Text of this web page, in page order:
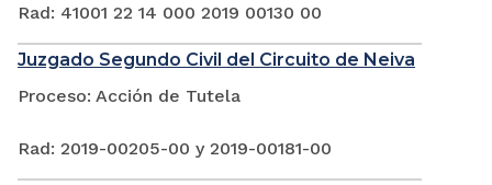
Rad: 41001 22 14 000 2019 00130 00
Juzgado Segundo Civil del Circuito de Neiva
Proceso: Acción de Tutela
Rad: 2019-00205-00 y 2019-00181-00